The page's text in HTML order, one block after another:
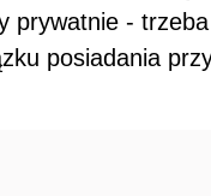
prywatnie -
posiadania